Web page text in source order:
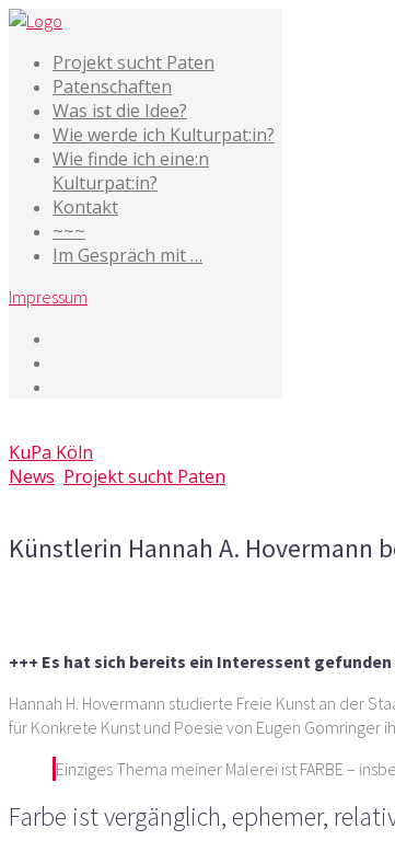
Projekt sucht Paten
Patenschaften
Was ist die Idee?
Wie werde ich Kulturpat:in?
Wie finde ich eine:n
Kulturpat:in?
Kontakt
~~~
Im Gespräch mit …
Impressum
KuPa Köln
News Projekt sucht Paten
Künstlerin Hannah A. Hovermann
+++ Es hat sich bereits ein Interessent
Hannah H. Hovermann studierte Freie Kunst an der
für Konkrete Kunst und Poesie von Eugen Gomringer
Einziges Thema meiner Malerei ist FARBE –
Farbe ist vergänglich, ephemer,